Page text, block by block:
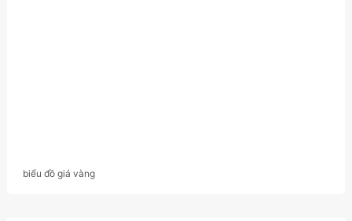
biểu đồ giá vàng